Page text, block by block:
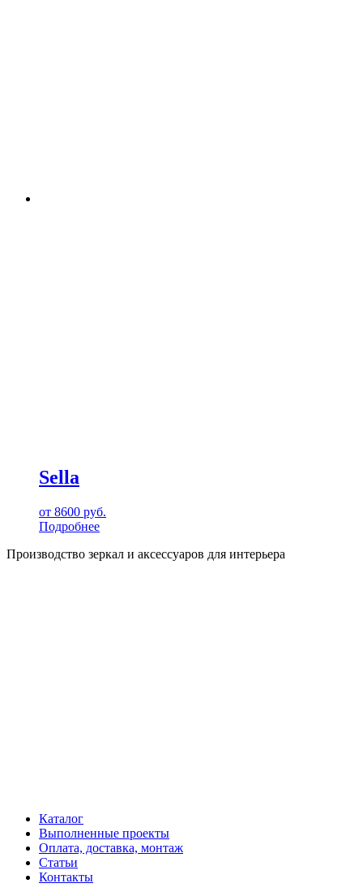
Sella
от 8600 руб.
Подробнее
Производство зеркал и аксессуаров для интерьера
Каталог
Выполненные проекты
Оплата, доставка, монтаж
Статьи
Контакты